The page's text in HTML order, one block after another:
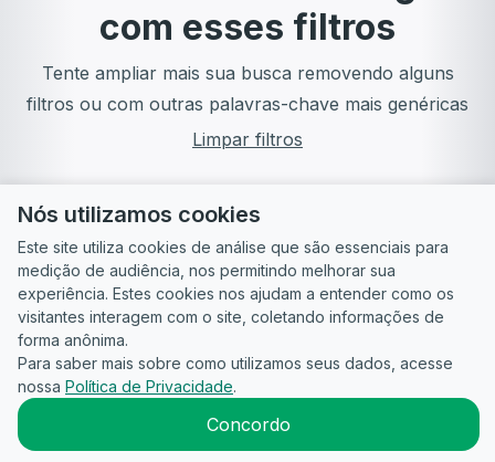
com esses filtros
Tente ampliar mais sua busca removendo alguns
filtros ou com outras palavras-chave mais genéricas
Limpar filtros
Guia do
Candidato
Para
empresas
Política de
Privacidade
Termos
2026CandidataAI
Nós utilizamos cookies
Este site utiliza cookies de análise que são essenciais para
medição de audiência, nos permitindo melhorar sua
experiência. Estes cookies nos ajudam a entender como os
visitantes interagem com o site, coletando informações de
forma anônima.
Para saber mais sobre como utilizamos seus dados, acesse
nossa Política de Privacidade.
Concordo